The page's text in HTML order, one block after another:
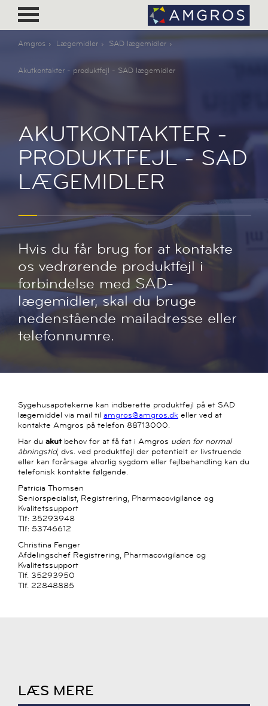
Amgros Lægemidler SAD lægemidler
Akutkontakter - produktfejl - SAD lægemidler
AKUTKONTAKTER -
PRODUKTFEJL - SAD
LÆGEMIDLER
Hvis du får brug for at kontakte
os vedrørende produktfejl i
forbindelse med SAD-
lægemidler, skal du bruge
nedenstående mailadresse eller
telefonnumre.
Sygehusapotekerne kan indberette produktfejl på et SAD
lægemiddel via mail til amgros@amgros.dk eller ved at
kontakte Amgros på telefon 88713000.
Har du akutbehov for at få fat i Amgros uden for normal
åbningstid, dvs. ved produktfejl der potentielt er livstruende
eller kan forårsage alvorlig sygdom eller fejlbehandling kan du
telefonisk kontakte følgende.
Patricia Thomsen
Seniorspecialist, Registrering, Pharmacovigilance og
Kvalitetssupport
Tlf: 35293948
Tlf: 53746612
Christina Fenger
Afdelingschef Registrering, Pharmacovigilance og
Kvalitetssupport
Tlf. 35293950
Tlf. 22848885
LÆS MERE